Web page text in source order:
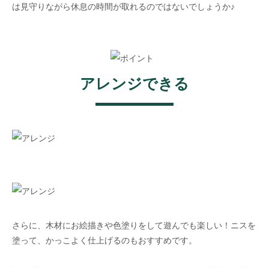
は見守りながら休息の時間が取れるのではないでしょうか♪
アレンジできる
さらに、木材にお絵描きや色塗りをして遊んでも楽しい！ニスを
塗って、かっこよく仕上げるのもおすすめです。